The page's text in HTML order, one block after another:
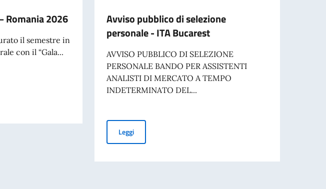
Romania 2026
il semestre in
con il “Gala...
2026
Avviso pubblico di selezione
personale - ITA Bucarest
AVVISO PUBBLICO DI SELEZIONE
PERSONALE BANDO PER ASSISTENTI
ANALISTI DI MERCATO A TEMPO
INDETERMINATO DEL...
LeggiAvviso pubblico di selezione personale - ITA Bucarest